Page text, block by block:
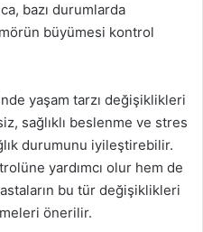
bazı durumlarda
büyümesi kontrol
yaşam tarzı değişiklikleri
sağlıklı beslenme ve stres
durumunu iyileştirebilir.
yardımcı olur hem de
bu tür değişiklikleri
önerilir.